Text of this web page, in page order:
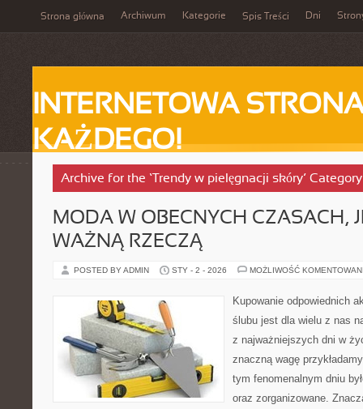
Strona główna Archiwum Kategorie Spis Treści Dni
INTERNETOWA
KAŻDEGO!
Archive for the ‘Trendy w pielęgnacji skóry’ Category
MODA W OBECNYCH CZASACH,
WAŻNĄ RZECZĄ
POSTED BY ADMIN STY - 2 - 2026 MOŻLIWOŚĆ
Kupowanie odpowiednich
ślubu jest dla wielu z nas
z najważniejszych dni w
znaczną wagę
tym fenomenalnym dniu
oraz zorganizowane.